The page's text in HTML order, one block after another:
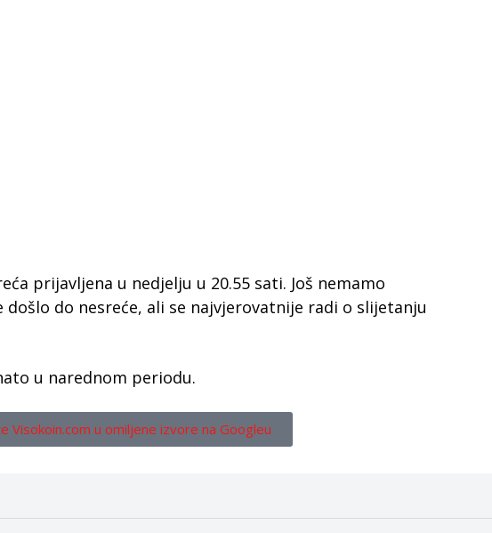
prijavljena u nedjelju u 20.55 sati. Još nemamo
do nesreće, ali se najvjerovatnije radi o slijetanju
u narednom periodu.
Visokoin.com u omiljene izvore na Googleu